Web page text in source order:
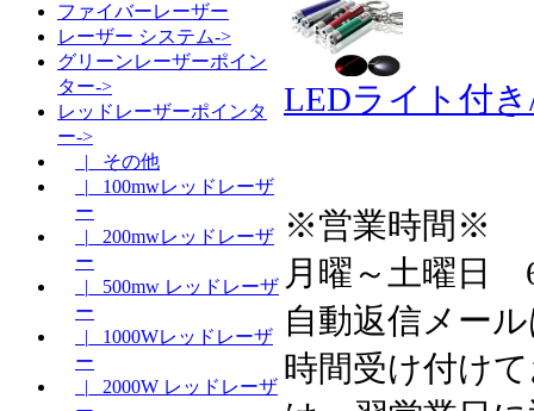
ファイバーレーザー
レーザー システム->
グリーンレーザーポイン
ター->
レッドレーザーポインタ
ー->
|_ その他
|_ 100mwレッドレーザ
ー
|_ 200mwレッドレーザ
ー
|_ 500mw レッドレーザ
ー
|_ 1000Wレッドレーザ
ー
|_ 2000W レッドレーザ
LEDライト付
※営業時間※
月曜～土曜日
自動返信メー
時間受け付け